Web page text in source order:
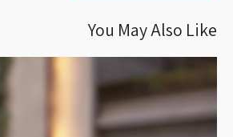
You May Also Like